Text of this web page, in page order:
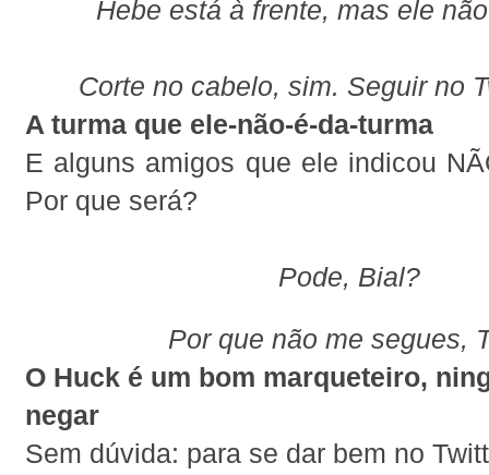
Hebe está à frente, mas ele
Corte no cabelo, sim. Seguir no
A turma que ele-não-é-da-turma
E alguns amigos que ele indicou
Por que será?
Pode, Bial?
Por que não me segues,
O Huck é um bom marqueteiro,
negar
Sem dúvida: para se dar bem no